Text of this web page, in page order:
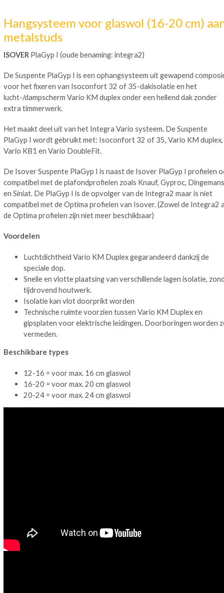
Hangsysteem voor glaswol (16-20 cm)
metalstuds
ISOVER PlaGyp I (oude benaming: integra2)
De Suspente PlaGyp I is een ophangsysteem uit gewapend
voor het fixeren van Isoconfort 32 of 35-dakisolatie en het
lucht-/dampscherm Vario KM duplex onder een hellend dak zonder
extra timmerwerk.
Het maakt deel uit van het Integra Vario systeem. De Suspente
PlaGyp I wordt gebruikt met: Isoconfort 32 of 35, Vario KM duplex,
Vario KB1 en Vario DoubleFit.
De Isover Suspente PlaGyp I is naast de Isover PlaGyp I profielen
compatibel met deplafondprofielen zoals Knauf, Gyproc, Dingemans
en Siniat. De PlaGyp I is de opvolger van de Integra2 maar is niet
compatibel metde Optima profielen van Isover. (Zowel de Integra2
de Optima profielen zijn niet meer beschikbaar)
Voordelen
Luchtdichtheid Vario KM Duplex gegarandeerd dankzij de
speciale dop.
Snelle en vlotte plaatsing van verschillende lagen isolatie,
tijdrovend houtwerk.
Isolatie kan vlot doorprikt worden
Technische ruimte voorzien tussen Vario KM Duplex en
gipsplaten voor elektrische leidingen. Doorboringen worden
vermeden.
Beschikbare types
12-16 = voor max. 16 cm glaswol
16-20 = voor max. 20 cm glaswol
20-24 = voor max. 24 cm glaswol